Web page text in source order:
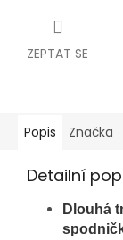
ZEPTAT SE
Popis Značka
Detailní
Dlouhá